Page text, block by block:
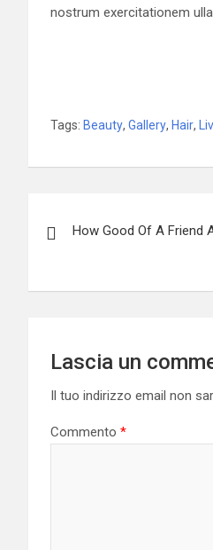
nostrum exercitationem
Tags: Beauty, Gallery, Hair,
articoli
How Good Of A Friend
Lascia un
Il tuo indirizzo email non
Commento *